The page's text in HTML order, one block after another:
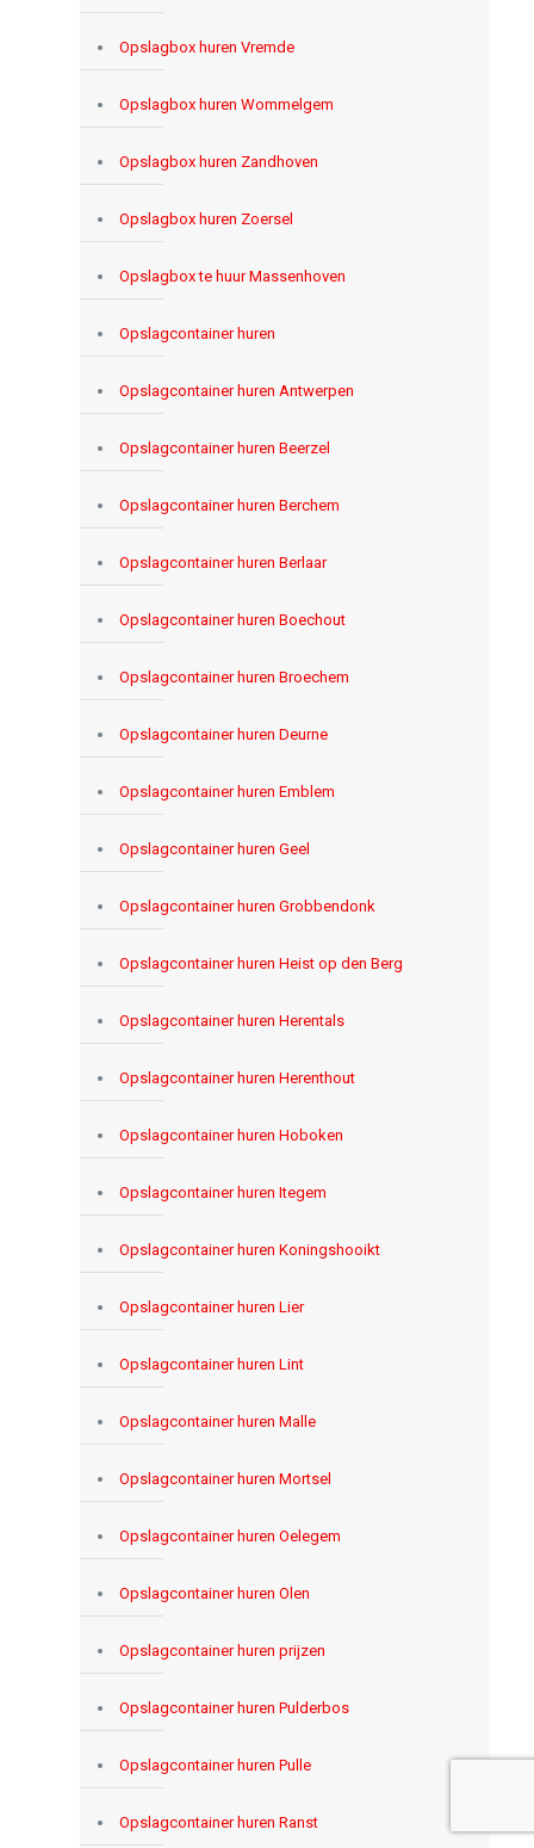
Opslagbox huren Vremde
Opslagbox huren Wommelgem
Opslagbox huren Zandhoven
Opslagbox huren Zoersel
Opslagbox te huur Massenhoven
Opslagcontainer huren
Opslagcontainer huren Antwerpen
Opslagcontainer huren Beerzel
Opslagcontainer huren Berchem
Opslagcontainer huren Berlaar
Opslagcontainer huren Boechout
Opslagcontainer huren Broechem
Opslagcontainer huren Deurne
Opslagcontainer huren Emblem
Opslagcontainer huren Geel
Opslagcontainer huren Grobbendonk
Opslagcontainer huren Heist op den Berg
Opslagcontainer huren Herentals
Opslagcontainer huren Herenthout
Opslagcontainer huren Hoboken
Opslagcontainer huren Itegem
Opslagcontainer huren Koningshooikt
Opslagcontainer huren Lier
Opslagcontainer huren Lint
Opslagcontainer huren Malle
Opslagcontainer huren Mortsel
Opslagcontainer huren Oelegem
Opslagcontainer huren Olen
Opslagcontainer huren prijzen
Opslagcontainer huren Pulderbos
Opslagcontainer huren Pulle
Opslagcontainer huren Ranst